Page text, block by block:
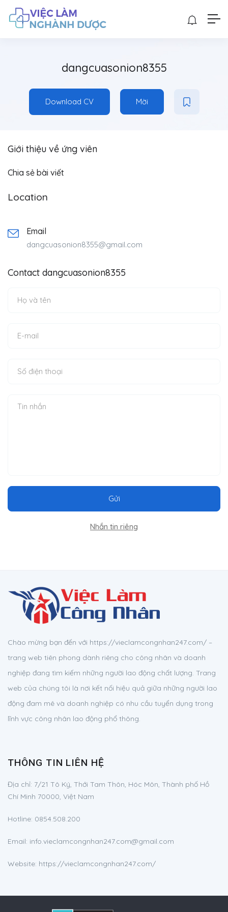
dangcuasonion8355
Download CV Mời
Giới thiệu về ứng viên
Chia sẻ bài viết
Location
Email
dangcuasonion8355@gmail.com
Contact dangcuasonion8355
Gửi
Nhắn tin riêng
Chào mừng bạn đến với https://vieclamcongnhan247.com/ –
trang web tiên phong dành riêng cho công nhân và doanh
nghiệp đang tìm kiếm những người lao động chất lượng. Trang
web của chúng tôi là nơi kết nối hiệu quả giữa những người lao
động đam mê và doanh nghiệp có nhu cầu tuyển dụng trong
lĩnh vực công nhân lao động phổ thông.
THÔNG TIN LIÊN HỆ
Địa chỉ: 7/21 Tô Ký, Thới Tam Thôn, Hóc Môn, Thành phố Hồ
Chí Minh 70000, Việt Nam
Hotline: 0854.508.200
Email: info.vieclamcongnhan247.com@gmail.com
Website: https://vieclamcongnhan247.com/